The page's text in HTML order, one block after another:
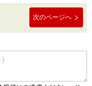
次のページへ